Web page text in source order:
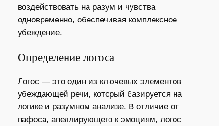
воздействовать на разум и чувства
одновременно, обеспечивая комплексное
убеждение.
Определение логоса
Логос — это один из ключевых элементов
убеждающей речи, который базируется на
логике и разумном анализе. В отличие от
пафоса, апеллирующего к эмоциям, логос